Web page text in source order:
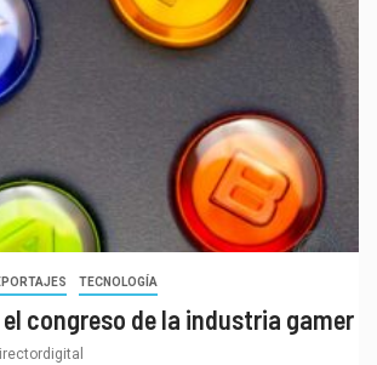
TECNOLOGÍA
congreso de la industria gamer